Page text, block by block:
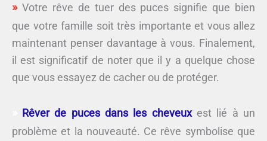
Votre rêve de tuer des puces signifie que bien
que votre famille soit très importante et vous allez
maintenant penser davantage à vous. Finalement,
il est significatif de noter que il y a quelque chose
que vous essayez de cacher ou de protéger.
Rêver de puces dans les cheveuxest lié à un
problème et la nouveauté. Ce rêve symbolise que